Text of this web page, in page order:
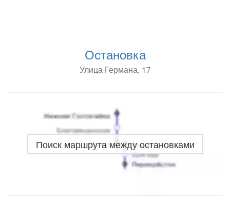
Остановка
Улица Германа, 17
Поиск маршрута между остановками